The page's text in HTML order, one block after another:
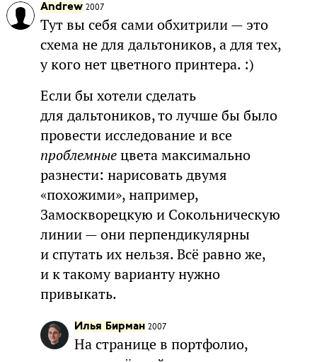
Andrew 2007
Тут вы себя сами обхитрили — это
схема не для дальтоников, а для тех,
у кого нет цветного принтера. :)
Если бы хотели сделать
для дальтоников, то лучше бы было
провести исследование и все
проблемныецвета максимально
разнести: нарисовать двумя
«похожими», например,
Замоскворецкую и Сокольническую
линии — они перпендикулярны
и спутать их нельзя. Всё равно же,
и к такому варианту нужно
привыкать.
Илья Бирман 2007
На странице в портфолио,